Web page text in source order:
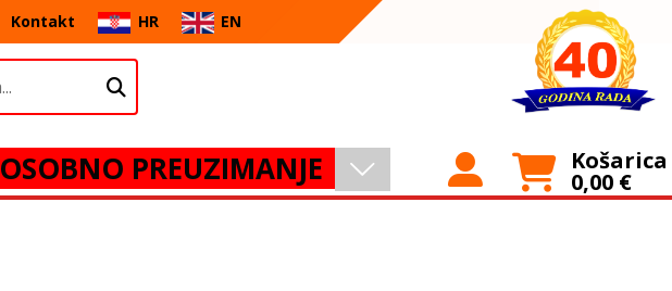
Kontakt HR EN
OSOBNO PREUZIMANJE Košarica
0,00 €